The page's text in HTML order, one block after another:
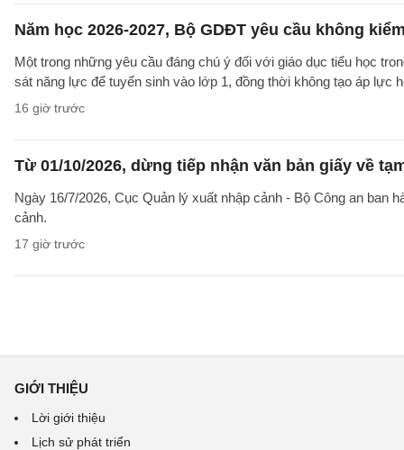
Năm học 2026-2027, Bộ GDĐT yêu cầu không
Một trong những yêu cầu đáng chú ý đối với giáo dục tiểu học
sát năng lực để tuyển sinh vào lớp 1, đồng thời không tạo áp
16 giờ trước
Từ 01/10/2026, dừng tiếp nhận văn bản giấy về
Ngày 16/7/2026, Cục Quản lý xuất nhập cảnh - Bộ Công an ban
cảnh.
17 giờ trước
GIỚI THIỆU
Lời giới thiệu
Lịch sử phát triển